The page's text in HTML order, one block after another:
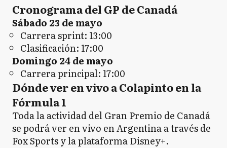
Cronograma del GP de Canadá
Sábado 23 de mayo
Carrera sprint: 13:00
Clasificación: 17:00
Domingo 24 de mayo
Carrera principal: 17:00
Dónde ver en vivo a Colapinto en la
Fórmula 1
Toda la actividad del Gran Premio de Canadá
se podrá ver en vivo en Argentina a través de
Fox Sports y la plataforma Disney+.